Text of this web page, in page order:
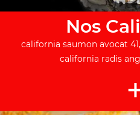
Nos
california saumon avocat
california radis